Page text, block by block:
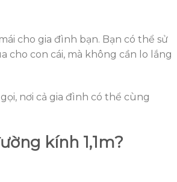
cho gia đình bạn. Bạn có thể sử
cho con cái, mà không cần lo lắng
nơi cả gia đình có thể cùng
kính 1,1m?